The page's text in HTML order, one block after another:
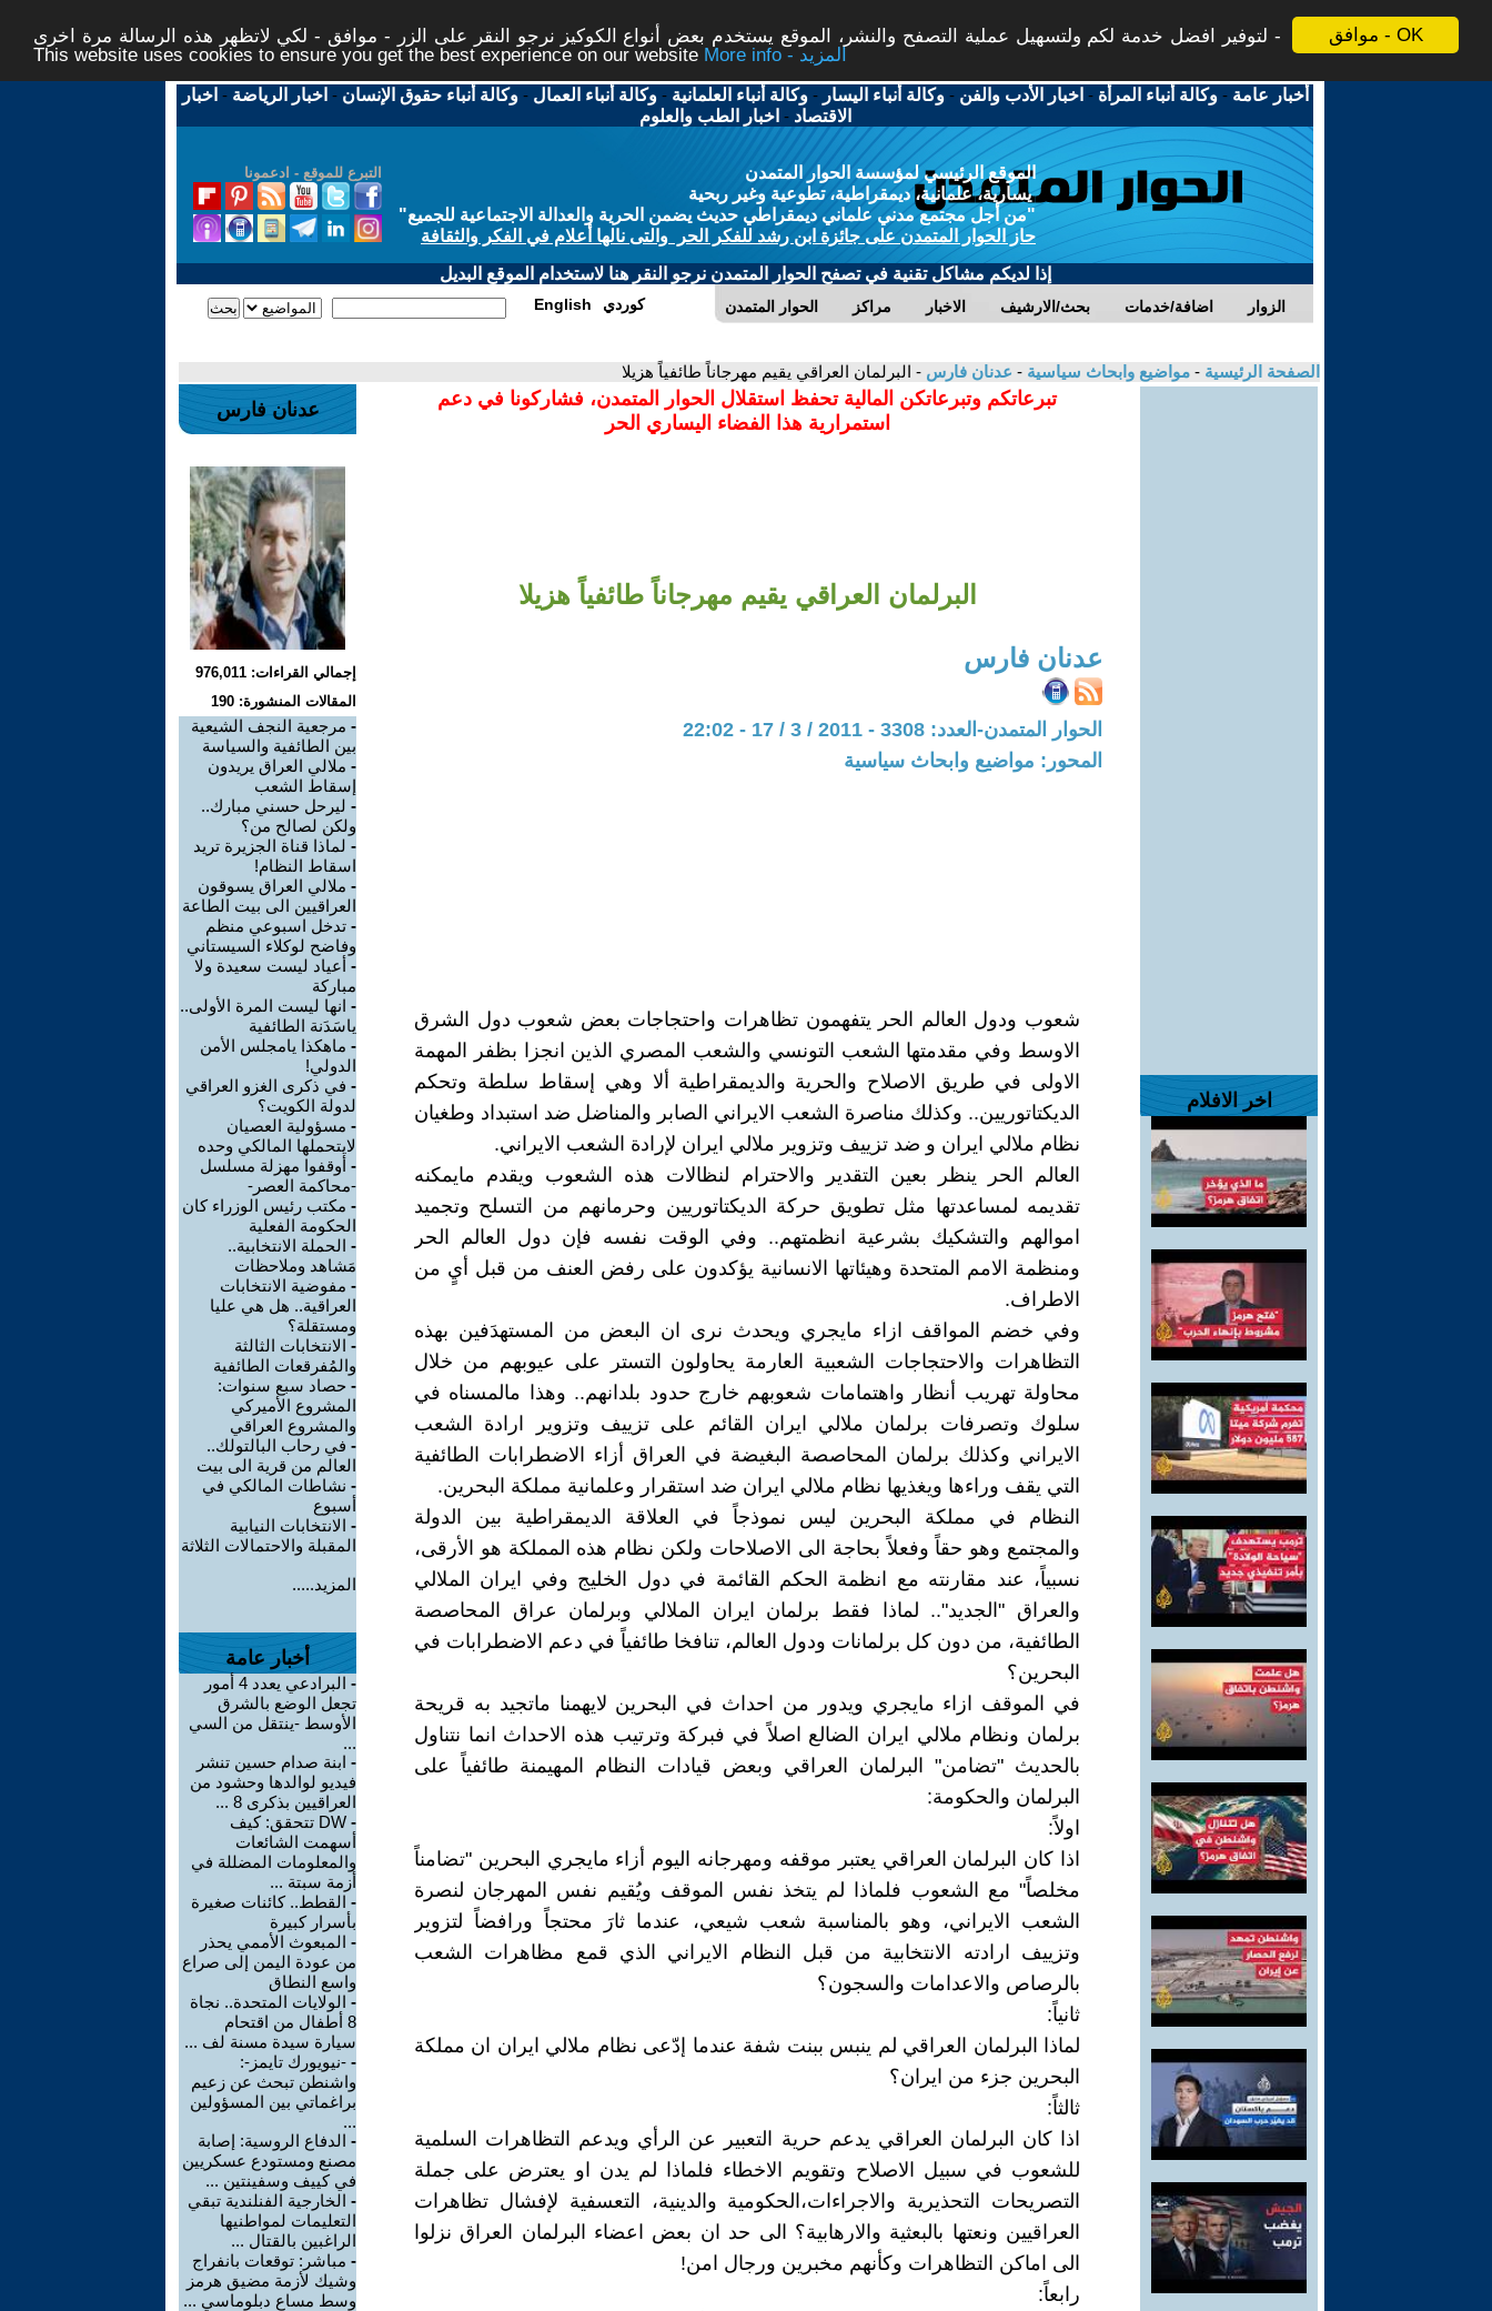
موافق - OK
لتوفير افضل خدمة لكم ولتسهيل عملية التصفح والنشر، الموقع يستخدم بعض أنواع الكوكيز نرجو النقر على الزر - موافق - لكي لاتظهر هذه الرسالة مرة اخرى -
This website uses cookies to ensure you get the best experience on our website
More info - المزيد
أخبار عامة -وكالة أنباء المرأة - اخبار الأدب والفن -وكالة أنباء اليسار -وكالة أنباء العلمانية -وكالة أنباء العمال -وكالة أنباء حقوق الإنسان - اخبار الرياضة - اخبار
الاقتصاد - اخبار الطب والعلوم
التبرع للموقع - ادعمونا
الموقع الرئيسي لمؤسسة الحوار المتمدن
يسارية، علمانية، ديمقراطية، تطوعية وغير ربحية
"من أجل مجتمع مدني علماني ديمقراطي حديث يضمن الحرية والعدالة الاجتماعية للجميع"
حاز الحوار المتمدن على جائزة ابن رشد للفكر الحر والتى نالها أعلام في الفكر والثقافة
إذا لديكم مشاكل تقنية في تصفح الحوار المتمدن نرجو النقر هنا لاستخدام الموقع البديل
الحوار المتمدن مراكز الاخبار بحث/الارشيف اضافة/خدمات الزوار English كوردي
الصفحة الرئيسية - مواضيع وابحاث سياسية - عدنان فارس - البرلمان العراقي يقيم مهرجاناً طائفياً هزيلا
اخر الافلام
تبرعاتكم وتبرعاتكن المالية تحفظ استقلال الحوار المتمدن، فشاركونا في دعم
استمرارية هذا الفضاء اليساري الحر
البرلمان العراقي يقيم مهرجاناً طائفياً هزيلا
عدنان فارس
الحوار المتمدن-العدد: 3308 - 2011 / 3 / 17 - 22:02
المحور: مواضيع وابحاث سياسية
شعوب ودول العالم الحر يتفهمون تظاهرات واحتجاجات بعض شعوب دول الشرق
الاوسط وفي مقدمتها الشعب التونسي والشعب المصري الذين انجزا بظفر المهمة
الاولى في طريق الاصلاح والحرية والديمقراطية ألا وهي إسقاط سلطة وتحكم
الديكتاتوريين.. وكذلك مناصرة الشعب الايراني الصابر والمناضل ضد استبداد وطغيان
نظام ملالي ايران و ضد تزييف وتزوير ملالي ايران لإرادة الشعب الايراني.
العالم الحر ينظر بعين التقدير والاحترام لنظالات هذه الشعوب ويقدم مايمكنه
تقديمه لمساعدتها مثل تطويق حركة الديكتاتوريين وحرمانهم من التسلح وتجميد
اموالهم والتشكيك بشرعية انظمتهم.. وفي الوقت نفسه فإن دول العالم الحر
ومنظمة الامم المتحدة وهيئاتها الانسانية يؤكدون على رفض العنف من قبل أيٍ من
الاطراف.
وفي خضم المواقف ازاء مايجري ويحدث نرى ان البعض من المستهدَفين بهذه
التظاهرات والاحتجاجات الشعبية العارمة يحاولون التستر على عيوبهم من خلال
محاولة تهريب أنظار واهتمامات شعوبهم خارج حدود بلدانهم.. وهذا مالمسناه في
سلوك وتصرفات برلمان ملالي ايران القائم على تزييف وتزوير ارادة الشعب
الايراني وكذلك برلمان المحاصصة البغيضة في العراق أزاء الاضطرابات الطائفية
التي يقف وراءها ويغذيها نظام ملالي ايران ضد استقرار وعلمانية مملكة البحرين.
النظام في مملكة البحرين ليس نموذجاً في العلاقة الديمقراطية بين الدولة
والمجتمع وهو حقاً وفعلاً بحاجة الى الاصلاحات ولكن نظام هذه المملكة هو الأرقى،
نسبياً، عند مقارنته مع انظمة الحكم القائمة في دول الخليج وفي ايران الملالي
والعراق "الجديد".. لماذا فقط برلمان ايران الملالي وبرلمان عراق المحاصصة
الطائفية، من دون كل برلمانات ودول العالم، تنافخا طائفياً في دعم الاضطرابات في
البحرين؟
في الموقف ازاء مايجري ويدور من احداث في البحرين لايهمنا ماتجيد به قريحة
برلمان ونظام ملالي ايران الضالع اصلاً في فبركة وترتيب هذه الاحداث انما نتناول
بالحديث "تضامن" البرلمان العراقي وبعض قيادات النظام المهيمنة طائفياً على
البرلمان والحكومة:
اولاً:
اذا كان البرلمان العراقي يعتبر موقفه ومهرجانه اليوم أزاء مايجري البحرين "تضامناً
مخلصاً" مع الشعوب فلماذا لم يتخذ نفس الموقف ويُقيم نفس المهرجان لنصرة
الشعب الايراني، وهو بالمناسبة شعب شيعي، عندما ثارَ محتجاً ورافضاً لتزوير
وتزييف ارادته الانتخابية من قبل النظام الايراني الذي قمع مظاهرات الشعب
بالرصاص والاعدامات والسجون؟
ثانياً:
لماذا البرلمان العراقي لم ينبس ببنت شفة عندما إدّعى نظام ملالي ايران ان مملكة
البحرين جزء من ايران؟
ثالثاً:
اذا كان البرلمان العراقي يدعم حرية التعبير عن الرأي ويدعم التظاهرات السلمية
للشعوب في سبيل الاصلاح وتقويم الاخطاء فلماذا لم يدن او يعترض على جملة
التصريحات التحذيرية والاجراءات،الحكومية والدينية، التعسفية لإفشال تظاهرات
العراقيين ونعتها بالبعثية والارهابية؟ الى حد ان بعض اعضاء البرلمان العراق نزلوا
الى اماكن التظاهرات وكأنهم مخبرين ورجال امن!
رابعاً:
عدنان فارس
إجمالي القراءات: 976,011
المقالات المنشورة: 190
- مرجعية النجف الشيعية
بين الطائفية والسياسة
- ملالي العراق يريدون
إسقاط الشعب
- ليرحل حسني مبارك..
ولكن لصالح من؟
- لماذا قناة الجزيرة تريد
اسقاط النظام!
- ملالي العراق يسوقون
العراقيين الى بيت الطاعة
- تدخل اسبوعي منظم
وفاضح لوكلاء السيستاني
- أعياد ليست سعيدة ولا
مباركة
- انها ليست المرة الأولى..
ياسَدَنة الطائفية
- ماهكذا يامجلس الأمن
الدولي!
- في ذكرى الغزو العراقي
لدولة الكويت؟
- مسؤولية العصيان
لايتحملها المالكي وحده
- أوقفوا مهزلة مسلسل
-محاكمة العصر-
- مكتب رئيس الوزراء كان
الحكومة الفعلية
- الحملة الانتخابية..
مَشاهد وملاحظات
- مفوضية الانتخابات
العراقية.. هل هي عليا
ومستقلة؟
- الانتخابات الثالثة
والمُفرقعات الطائفية
- حصاد سبع سنوات:
المشروع الأميركي
والمشروع العراقي
- في رحاب البالتولك..
العالم من قرية الى بيت
- نشاطات المالكي في
أسبوع
- الانتخابات النيابية
المقبلة والاحتمالات الثلاثة
المزيد.....
أخبار عامة
-
البرادعي يعدد 4 أمور
تجعل الوضع بالشرق
الأوسط -ينتقل من السي
...
- ابنة صدام حسين تنشر
فيديو لوالدها وحشود من
العراقيين بذكرى 8 ...
-
DW تتحقق: كيف
أسهمت الشائعات
والمعلومات المضللة في
أزمة سبتة ...
- القطط.. كائنات صغيرة
بأسرار كبيرة
- المبعوث الأممي يحذر
من عودة اليمن إلى صراع
واسع النطاق
- الولايات المتحدة.. نجاة
8 أطفال من اقتحام
سيارة سيدة مسنة لف ...
- -نيويورك تايمز-:
واشنطن تبحث عن زعيم
براغماتي بين المسؤولين
...
- الدفاع الروسية: إصابة
مصنع ومستودع عسكريين
في كييف وسفينتين ...
- الخارجية الفنلندية تبقي
التعليمات لمواطنيها
الراغبين بالقتال ...
- مباشر: توقعات بانفراج
وشيك لأزمة مضيق هرمز
وسط مساع دبلوماسي ...